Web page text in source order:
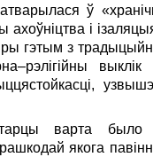
ў
і
гэтым з
выклік
варта
якога